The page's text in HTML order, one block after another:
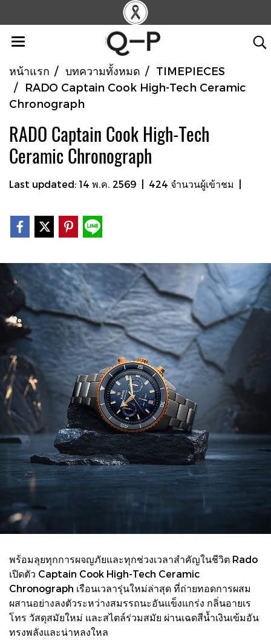
หน้าแรก บทความทั้งหมด
TIMEPIECES
RADO Captain Cook High-Tech Ceramic
Chronograph
RADO Captain Cook High-Tech
Ceramic Chronograph
Last updated: 14 พ.ค. 2569 424 จำนวนผู้เข้าชม
พร้อมลุยทุกการผจญภัยและทุกช่วงเวลาสำคัญในชีวิต Rado
เปิดตัว Captain Cook High-Tech Ceramic
Chronograph เรือนเวลารุ่นใหม่ล่าสุด ที่ถ่ายทอดการผสม
ผสานอย่างลงตัวระหว่างสมรรถนะอันแข็งแกร่ง กลิ่นอายเร
โทร วัสดุสมัยใหม่ และสไตล์ร่วมสมัย ผ่านเฉดสีน้ำเงินเข้มอัน
ทรงพลังและน่าหลงใหล